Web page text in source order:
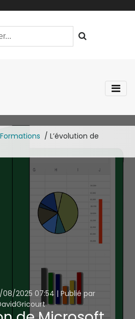
Formations
L’évolution de
2025 07:54 | Publié par